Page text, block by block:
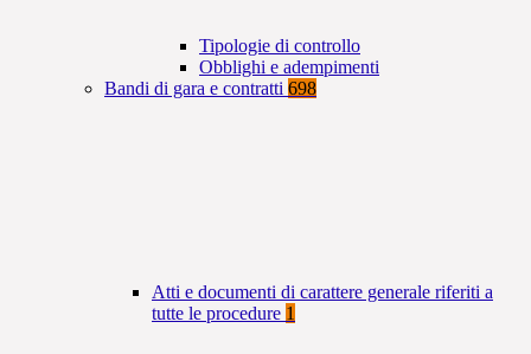
Tipologie di controllo
Obblighi e adempimenti
Bandi di gara e contratti 698
Atti e documenti di carattere generale riferiti a
tutte le procedure 1